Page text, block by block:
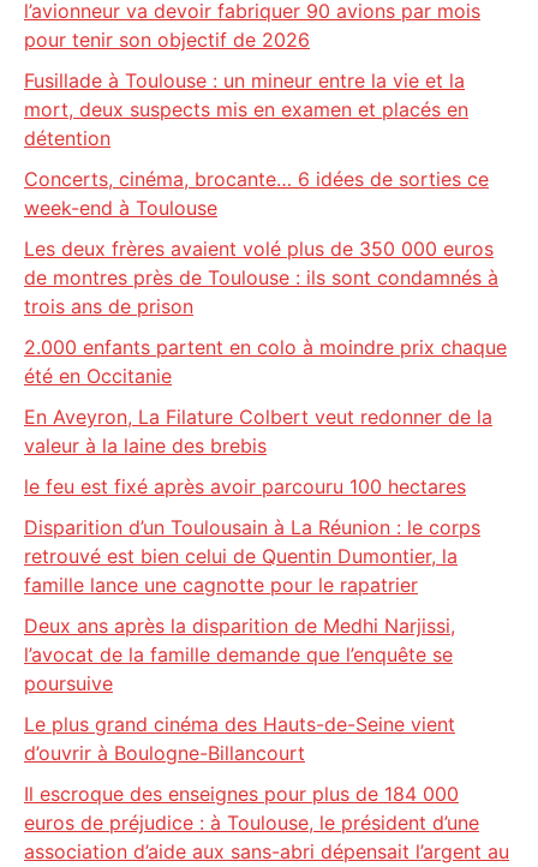
l’avionneur va devoir fabriquer 90 avions par mois
pour tenir son objectif de 2026
Fusillade à Toulouse : un mineur entre la vie et la
mort, deux suspects mis en examen et placés en
détention
Concerts, cinéma, brocante… 6 idées de sorties ce
week-end à Toulouse
Les deux frères avaient volé plus de 350 000 euros
de montres près de Toulouse : ils sont condamnés à
trois ans de prison
2.000 enfants partent en colo à moindre prix chaque
été en Occitanie
En Aveyron, La Filature Colbert veut redonner de la
valeur à la laine des brebis
le feu est fixé après avoir parcouru 100 hectares
Disparition d’un Toulousain à La Réunion : le corps
retrouvé est bien celui de Quentin Dumontier, la
famille lance une cagnotte pour le rapatrier
Deux ans après la disparition de Medhi Narjissi,
l’avocat de la famille demande que l’enquête se
poursuive
Le plus grand cinéma des Hauts-de-Seine vient
d’ouvrir à Boulogne-Billancourt
Il escroque des enseignes pour plus de 184 000
euros de préjudice : à Toulouse, le président d’une
association d’aide aux sans-abri dépensait l’argent au